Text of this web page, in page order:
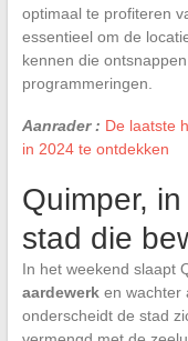
optimaal te profiteren
essentieel om de
kennen die
programmeringen.
Aanrader : De laatste
in 2024 te ontdekken
Quimper,
stad die
In het weekend slaapt
aardewerken wachter
onderscheidt de stad